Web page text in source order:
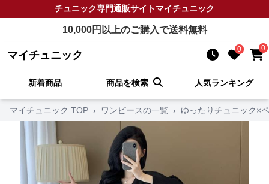
チュニック専門通販サイトマイチュニック
10,000円以上のご購入で送料無料
マイチュニック 0 0
新着商品 商品を検索 人気ランキング
マイチュニック TOP › ワンピースの一覧 › ゆったりチュニック×